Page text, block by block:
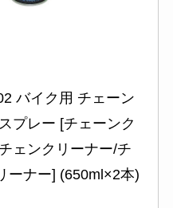
バイク用 チェーン
プレー [チェーンク
ェンクリーナー/チ
ーナー] (650ml×2本)